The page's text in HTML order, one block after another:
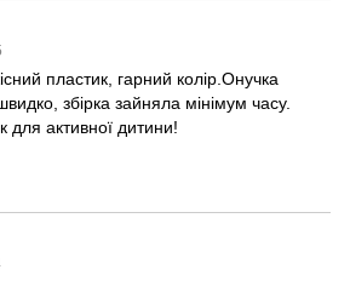
пластик, гарний колір.Онучка
збірка зайняла мінімум часу.
активної дитини!